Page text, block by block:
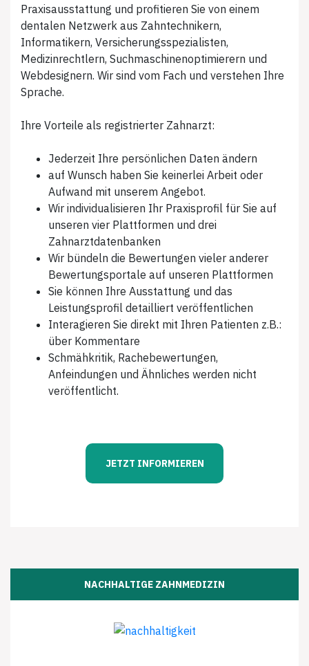
Praxisausstattung und profitieren Sie von einem
dentalen Netzwerk aus Zahntechnikern,
Informatikern, Versicherungsspezialisten,
Medizinrechtlern, Suchmaschinenoptimierern und
Webdesignern. Wir sind vom Fach und verstehen Ihre
Sprache.
Ihre Vorteile als registrierter Zahnarzt:
Jederzeit Ihre persönlichen Daten ändern
auf Wunsch haben Sie keinerlei Arbeit oder
Aufwand mit unserem Angebot.
Wir individualisieren Ihr Praxisprofil für Sie auf
unseren vier Plattformen und drei
Zahnarztdatenbanken
Wir bündeln die Bewertungen vieler anderer
Bewertungsportale auf unseren Plattformen
Sie können Ihre Ausstattung und das
Leistungsprofil detailliert veröffentlichen
Interagieren Sie direkt mit Ihren Patienten z.B.:
über Kommentare
Schmähkritik, Rachebewertungen,
Anfeindungen und Ähnliches werden nicht
veröffentlicht.
JETZT INFORMIEREN
NACHHALTIGE ZAHNMEDIZIN